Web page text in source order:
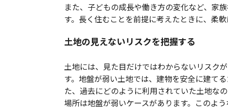
また、子どもの成長や働き方の変化など、家
す。長く住むことを前提に考えたときに、柔
土地の見えないリスクを把握する
土地には、見た目だけではわからないリスク
す。地盤が弱い土地では、建物を安全に建て
た、過去にどのように利用されていた土地な
場所は地盤が弱いケースがあります。このよ